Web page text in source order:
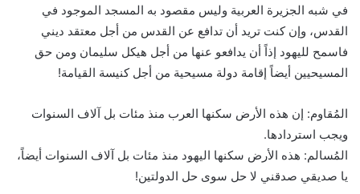
في شبه الجزيرة العربية وليس مقصود به المسجد الموجود في
القدس، وإن كنت تريد أن تدافع عن القدس من أجل معتقد ديني
فاسمح لليهود إذاً أن يدافعو عنها من أجل هيكل سليمان ومن حق
المسيحيين أيضاً إقامة دولة مسيحية من أجل كنيسة القيامة!
المُقاوم: إن هذه الأرض سكنها العرب منذ مئات بل آلاف السنوات
ويجب استردادها.
المُسالم: هذه الأرض سكنها اليهود منذ مئات بل آلاف السنوات أيضاً،
يا صديقي صدقني لا حل سوى حل الدولتين!